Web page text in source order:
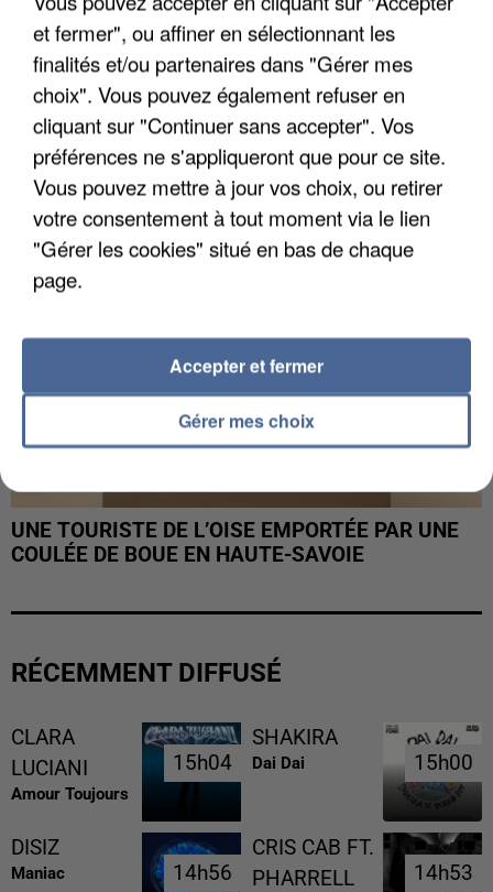
UN SECOND CADRE DE LA DZ MAFIA
INTERPELLÉ EN ALGÉRIE
UNE TOURISTE DE L’OISE EMPORTÉE PAR UNE
COULÉE DE BOUE EN HAUTE-SAVOIE
RÉCEMMENT DIFFUSÉ
CLARA
LUCIANI
Amour Toujours
15h04
15h04
SHAKIRA
Dai Dai 15h00
15h00
DISIZ
Maniac 14h56
14h56
CRIS CAB FT.
PHARRELL
14h53
14h53
et fermer", ou affiner en sélectionnant les
finalités et/ou partenaires dans "Gérer mes
choix". Vous pouvez également refuser en
cliquant sur "Continuer sans accepter". Vos
préférences ne s'appliqueront que pour ce site.
Vous pouvez mettre à jour vos choix, ou retirer
votre consentement à tout moment via le lien
"Gérer les cookies" situé en bas de chaque
page.
Gérer mes choix
Accepter et fermer